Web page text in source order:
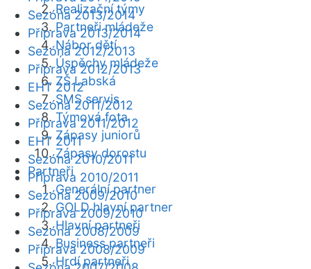
Realizační týmy
Partneři mládeže
Nábor dětí
Úspěchy mládeže
ZŠ Labská
SMS servis
Týmová fota
Zápasy juniorů
Zápasy dorostu
Partneři
Generální partner
GOLD hlavní partner
Hlavní partneři
Business partneři
Hrdí partneři
Sezóna 2013/2014
Příprava 2013/2014
Sezóna 2012/2013
Příprava 2012/2013
EHT 2012
Sezóna 2011/2012
Příprava 2011/2012
EHT 2011
Sezóna 2010/2011
Příprava 2010/2011
Sezóna 2009/2010
Příprava 2009/2010
Sezóna 2008/2009
Příprava 2008/2009